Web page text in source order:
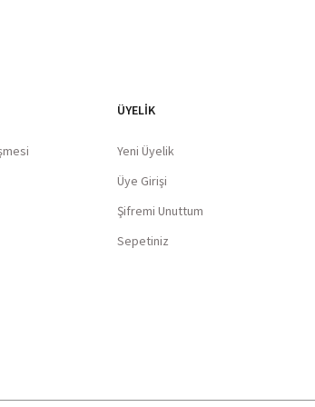
ÜYELİK
Yeni Üyelik
Üye Girişi
Şifremi Unuttum
Sepetiniz